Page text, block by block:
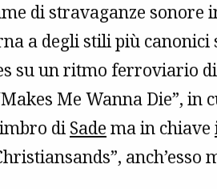
di stravaganze sonore
a degli stili più canonici
su un ritmo ferroviario
Me Wanna Die”, in
di Sade ma in chiave
anch’esso